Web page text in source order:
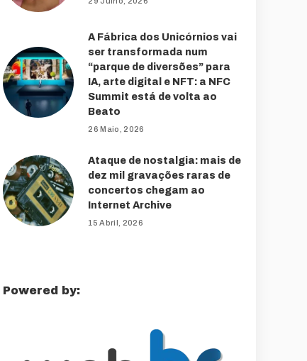
A Fábrica dos Unicórnios vai
ser transformada num
“parque de diversões” para
IA, arte digital e NFT: a NFC
Summit está de volta ao
Beato
26 Maio, 2026
Ataque de nostalgia: mais de
dez mil gravações raras de
concertos chegam ao
Internet Archive
15 Abril, 2026
Powered by: